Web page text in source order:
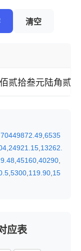
清空
贰拾叁元陆角贰分
70449872.49 6535
24921.15 13262.
45160 40290
5300 119.90 15
应表